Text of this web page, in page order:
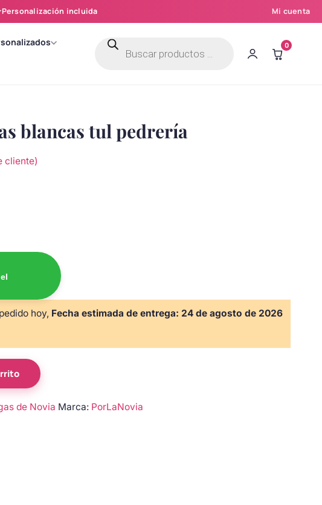
Personalización incluida Mi cuenta
Búsqueda
productos
0
blancas tul pedrería
cliente)
hoy, Fecha estimada de entrega: 24 de agosto de 2026
de Novia Marca: PorLaNovia